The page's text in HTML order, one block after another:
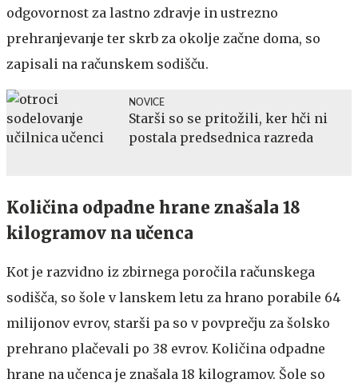
odgovornost za lastno zdravje in ustrezno
prehranjevanje ter skrb za okolje začne doma, so
zapisali na računskem sodišču.
NOVICE
Starši so se pritožili, ker hči ni
postala predsednica razreda
Količina odpadne hrane znašala 18
kilogramov na učenca
Kot je razvidno iz zbirnega poročila računskega
sodišča, so šole v lanskem letu za hrano porabile 64
milijonov evrov, starši pa so v povprečju za šolsko
prehrano plačevali po 38 evrov. Količina odpadne
hrane na učenca je znašala 18 kilogramov. Šole so